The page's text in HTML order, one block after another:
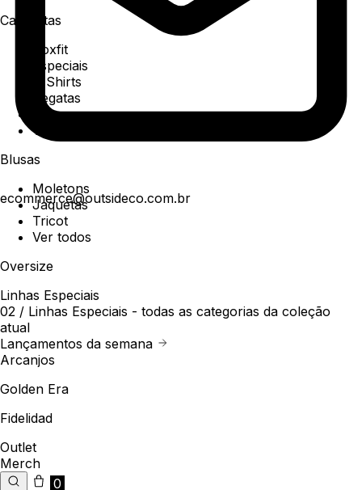
ecommerce@outsideco.com.br
Camisetas
Boxfit
Especiais
T-Shirts
Regatas
Polo
Ver todos
Blusas
Moletons
Jaquetas
Tricot
Ver todos
Oversize
Linhas Especiais
02 / Linhas Especiais - todas as categorias da coleção
atual
Lançamentos da semana
Arcanjos
Golden Era
Fidelidad
Outlet
Merch
0